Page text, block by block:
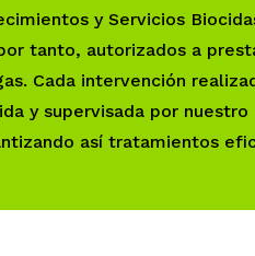
y Servicios
tanto, autorizados a
Cada intervención
y supervisada por nuestro
así tratamientos